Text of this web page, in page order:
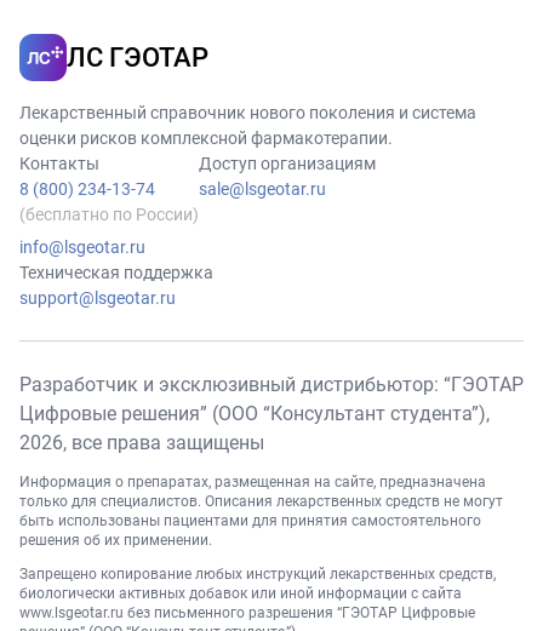
ЛС ГЭОТАР
Лекарственный справочник нового поколения и система
оценки рисков комплексной фармакотерапии.
Контакты
8 (800) 234-13-74
(бесплатно по России)
info@lsgeotar.ru
Доступ организациям
sale@lsgeotar.ru
Техническая поддержка
support@lsgeotar.ru
Разработчик и эксклюзивный дистрибьютор: “ГЭОТАР
Цифровые решения” (ООО “Консультант студента”),
2026, все права защищены
Информация о препаратах, размещенная на сайте, предназначена
только для специалистов. Описания лекарственных средств не могут
быть использованы пациентами для принятия самостоятельного
решения об их применении.
Запрещено копирование любых инструкций лекарственных средств,
биологически активных добавок или иной информации с сайта
www.lsgeotar.ru без письменного разрешения “ГЭОТАР Цифровые